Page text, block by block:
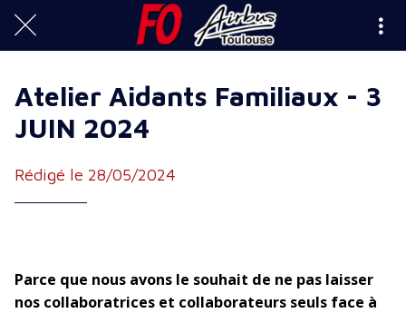
Atelier Aidants Familiaux - 3
JUIN 2024
Rédigé le 28/05/2024
Parce que nous avons le souhait de ne pas laisser
nos collaboratrices et collaborateurs seuls face à